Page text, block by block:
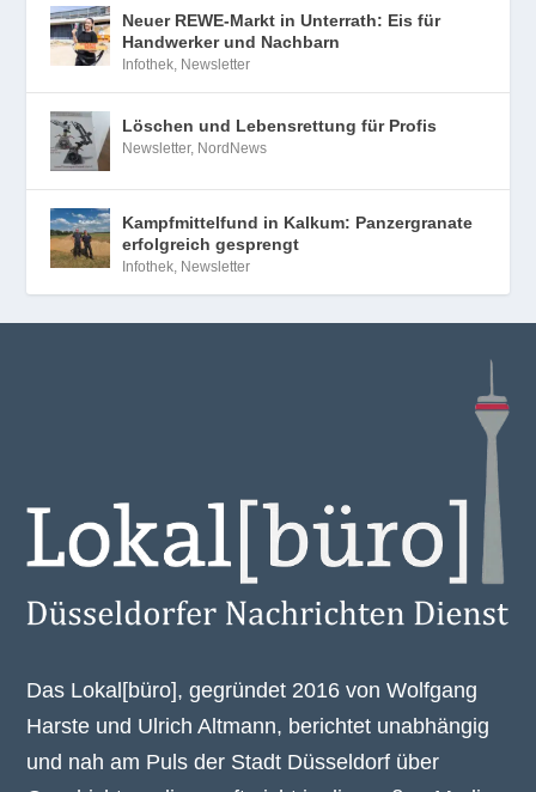
Neuer REWE-Markt in Unterrath: Eis für
Handwerker und Nachbarn
Infothek, Newsletter
Löschen und Lebensrettung für Profis
Newsletter, NordNews
Kampfmittelfund in Kalkum: Panzergranate
erfolgreich gesprengt
Infothek, Newsletter
Das Lokal[büro], gegründet 2016 von Wolfgang
Harste und Ulrich Altmann, berichtet unabhängig
und nah am Puls der Stadt Düsseldorf über